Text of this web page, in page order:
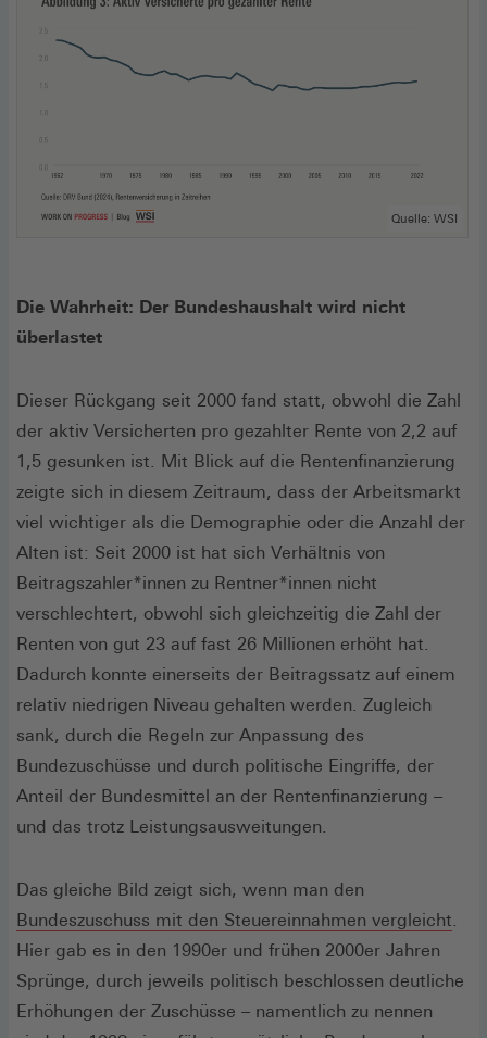
Quelle: WSI
Die Wahrheit: Der Bundeshaushalt wird nicht
überlastet
Dieser Rückgang seit 2000 fand statt, obwohl die Zahl
der aktiv Versicherten pro gezahlter Rente von 2,2 auf
1,5 gesunken ist. Mit Blick auf die Rentenfinanzierung
zeigte sich in diesem Zeitraum, dass der Arbeitsmarkt
viel wichtiger als die Demographie oder die Anzahl der
Alten ist: Seit 2000 ist hat sich Verhältnis von
Beitragszahler*innen zu Rentner*innen nicht
verschlechtert, obwohl sich gleichzeitig die Zahl der
Renten von gut 23 auf fast 26 Millionen erhöht hat.
Dadurch konnte einerseits der Beitragssatz auf einem
relativ niedrigen Niveau gehalten werden. Zugleich
sank, durch die Regeln zur Anpassung des
Bundezuschüsse und durch politische Eingriffe, der
Anteil der Bundesmittel an der Rentenfinanzierung –
und das trotz Leistungsausweitungen.
Das gleiche Bild zeigt sich, wenn man den
Bundeszuschuss mit den Steuereinnahmen vergleicht
Hier gab es in den 1990er und frühen 2000er Jahren
Sprünge, durch jeweils politisch beschlossen deutliche
Erhöhungen der Zuschüsse – namentlich zu nennen